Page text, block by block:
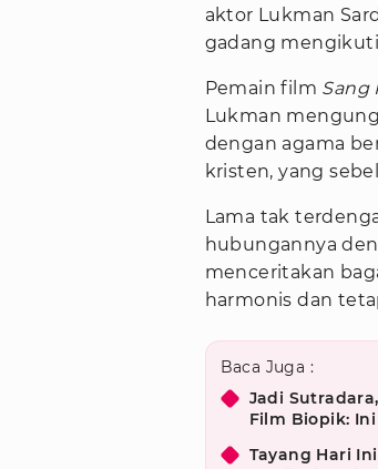
aktor Lukman
gadang
Pemain film Sang
Lukman
dengan agama
kristen, yang
Lama tak
hubungannya
menceritakan
harmonis dan
Baca Juga :
Jadi
Film Biopik:
Tayang Hari